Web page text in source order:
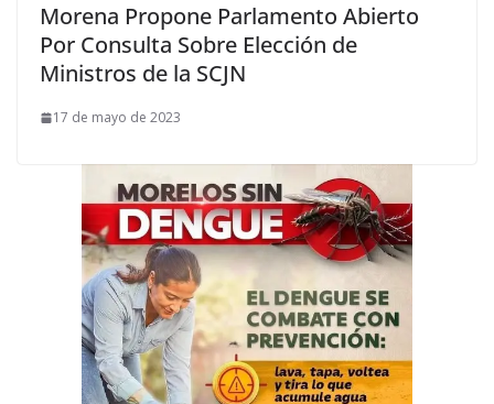
Morena Propone Parlamento Abierto
Por Consulta Sobre Elección de
Ministros de la SCJN
17 de mayo de 2023